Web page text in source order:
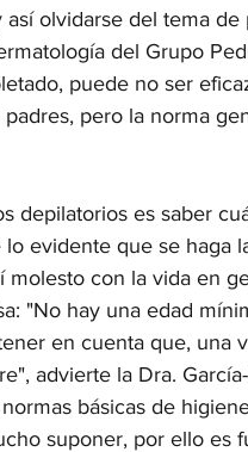
olvidarse del tema de
del Grupo
puede no ser
pero la norma
depilatorios es saber
evidente que se haga
molesto con la vida en
"No hay una edad
en cuenta que, una
advierte la Dra.
básicas de
suponer, por ello es